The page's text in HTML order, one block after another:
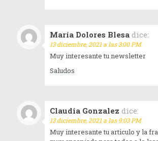
María Dolores Blesa dice:
13 diciembre, 2021 a las 3:00 PM
Muy interesante tu newsletter
Saludos
Claudia Gonzalez dice:
13 diciembre, 2021 a las 9:03 PM
Muy interesante tu articulo y la